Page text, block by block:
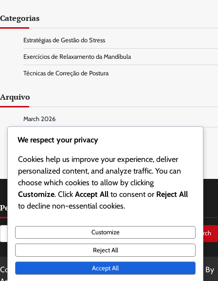
Categorias
Estratégias de Gestão do Stress
Exercícios de Relaxamento da Mandíbula
Técnicas de Correção de Postura
Arquivo
March 2026
February 2026
Pesquisar
Search
for:
Copyright © 2026 letsdoitgalway.com
Theme: Updated News By
We respect your privacy
Cookies help us improve your experience, deliver
personalized content, and analyze traffic. You can
choose which cookies to allow by clicking
Customize. Click Accept All to consent or Reject All
to decline non-essential cookies.
Customize
Reject All
Accept All